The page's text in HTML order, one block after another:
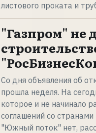
листового проката и
"Газпром" не
Со дня объявления об
прошла неделя. На
которое и не начинало
соглашений со
"Южный поток" нет,